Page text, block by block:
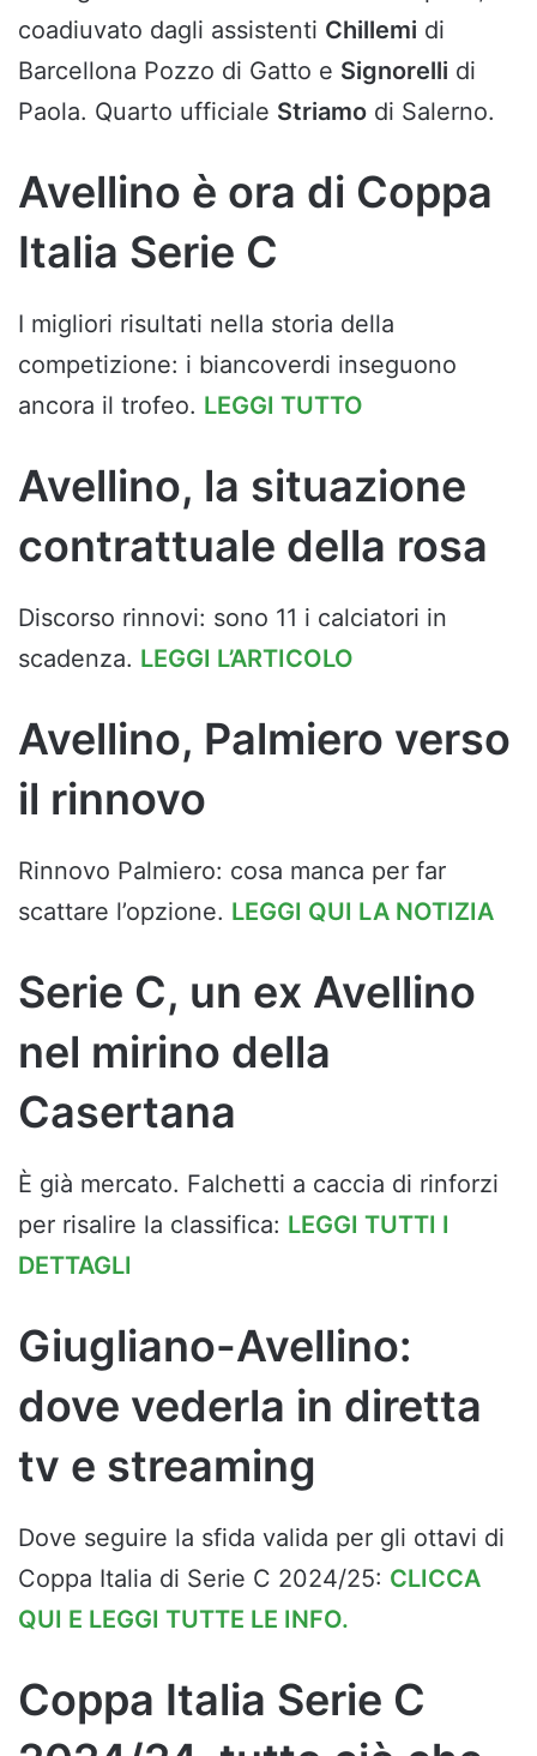
coadiuvato dagli assistenti Chillemi di
Barcellona Pozzo di Gatto e Signorelli di
Paola. Quarto ufficiale Striamo di Salerno.
Avellino è ora di Coppa
Italia Serie C
I migliori risultati nella storia della
competizione: i biancoverdi inseguono
ancora il trofeo. LEGGI TUTTO
Avellino, la situazione
contrattuale della rosa
Discorso rinnovi: sono 11 i calciatori in
scadenza. LEGGI L’ARTICOLO
Avellino, Palmiero verso
il rinnovo
Rinnovo Palmiero: cosa manca per far
scattare l’opzione. LEGGI QUI LA NOTIZIA
Serie C, un ex Avellino
nel mirino della
Casertana
È già mercato. Falchetti a caccia di rinforzi
per risalire la classifica: LEGGI TUTTI I
DETTAGLI
Giugliano-Avellino:
dove vederla in diretta
tv e streaming
Dove seguire la sfida valida per gli ottavi di
Coppa Italia di Serie C 2024/25: CLICCA
QUI E LEGGI TUTTE LE INFO.
Coppa Italia Serie C